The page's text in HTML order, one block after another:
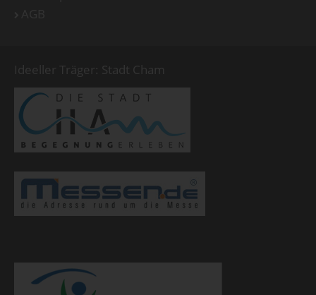
Ideeller Träger: Stadt Cham